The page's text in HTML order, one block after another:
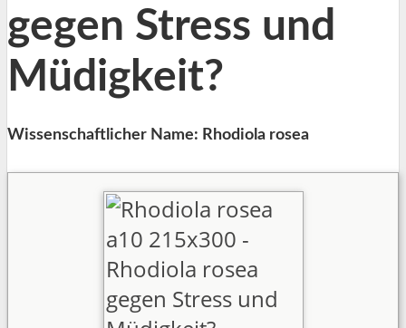
gegen Stress und
Müdigkeit?
Wissenschaftlicher Name: Rhodiola rosea